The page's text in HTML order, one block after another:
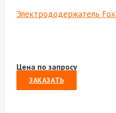
Электрододержатель
Цена по запросу
ЗАКАЗАТЬ